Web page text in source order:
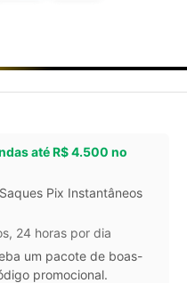
até R$ 4.500 no
Pix Instantâneos
24 horas por dia
um pacote de boas-
promocional.